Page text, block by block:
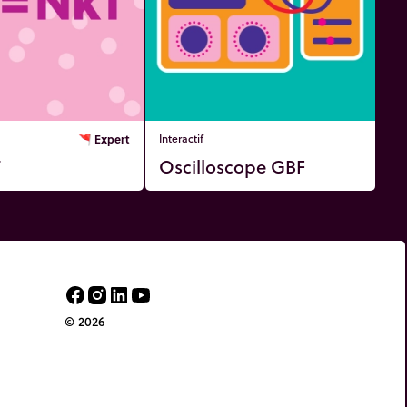
🚩 Expert Interactif
Oscilloscope GBF
© 2026